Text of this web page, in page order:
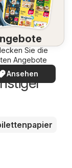
Sie die
Angebote
Ansehen